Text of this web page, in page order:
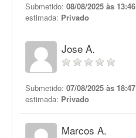
Submetido: 08/08/2025 às 13:46
estimada: Privado
Jose A.
Submetido: 07/08/2025 às 18:47
estimada: Privado
Marcos A.